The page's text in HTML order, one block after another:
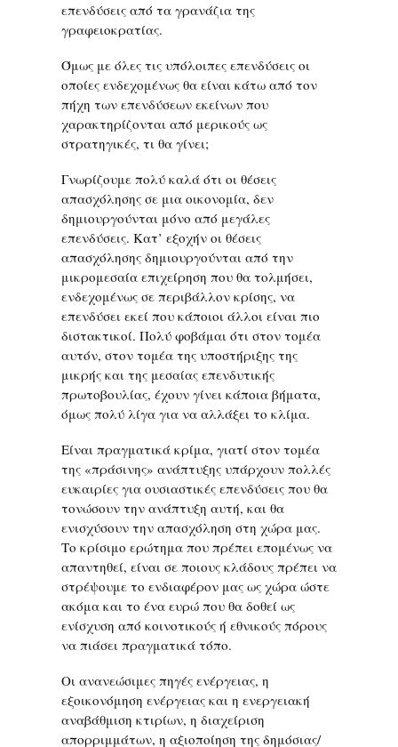
επενδύσεις από τα γρανάζια της
γραφειοκρατίας.
Όμως με όλες τις υπόλοιπες επενδύσεις οι
οποίες ενδεχομένως θα είναι κάτω από τον
πήχη των επενδύσεων εκείνων που
χαρακτηρίζονται από μερικούς ως
στρατηγικές, τι θα γίνει;
Γνωρίζουμε πολύ καλά ότι οι θέσεις
απασχόλησης σε μια οικονομία, δεν
δημιουργούνται μόνο από μεγάλες
επενδύσεις. Κατ’ εξοχήν οι θέσεις
απασχόλησης δημιουργούνται από την
μικρομεσαία επιχείρηση που θα τολμήσει,
ενδεχομένως σε περιβάλλον κρίσης, να
επενδύσει εκεί που κάποιοι άλλοι είναι πιο
διστακτικοί. Πολύ φοβάμαι ότι στον τομέα
αυτόν, στον τομέα της υποστήριξης της
μικρής και της μεσαίας επενδυτικής
πρωτοβουλίας, έχουν γίνει κάποια βήματα,
όμως πολύ λίγα για να αλλάξει το κλίμα.
Είναι πραγματικά κρίμα, γιατί στον τομέα
της «πράσινης» ανάπτυξης υπάρχουν πολλές
ευκαιρίες για ουσιαστικές επενδύσεις που θα
τονώσουν την ανάπτυξη αυτή, και θα
ενισχύσουν την απασχόληση στη χώρα μας.
Το κρίσιμο ερώτημα που πρέπει επομένως να
απαντηθεί, είναι σε ποιους κλάδους πρέπει να
στρέψουμε το ενδιαφέρον μας ως χώρα ώστε
ακόμα και το ένα ευρώ που θα δοθεί ως
ενίσχυση από κοινοτικούς ή εθνικούς πόρους
να πιάσει πραγματικά τόπο.
Οι ανανεώσιμες πηγές ενέργειας, η
εξοικονόμηση ενέργειας και η ενεργειακή
αναβάθμιση κτιρίων, η διαχείριση
απορριμμάτων, η αξιοποίηση της δημόσιας/